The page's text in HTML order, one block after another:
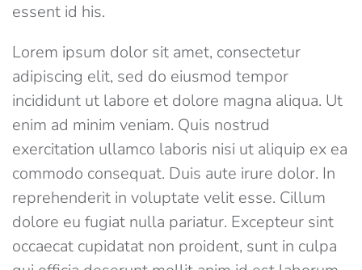
essent id his.
Lorem ipsum dolor sit amet, consectetur
adipiscing elit, sed do eiusmod tempor
incididunt ut labore et dolore magna aliqua. Ut
enim ad minim veniam. Quis nostrud
exercitation ullamco laboris nisi ut aliquip ex ea
commodo consequat. Duis aute irure dolor. In
reprehenderit in voluptate velit esse. Cillum
dolore eu fugiat nulla pariatur. Excepteur sint
occaecat cupidatat non proident, sunt in culpa